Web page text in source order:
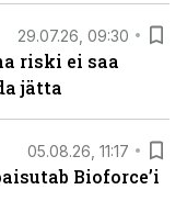
29.07.26, 09:30
riski ei saa
jätta
05.08.26, 11:17
Bioforce’i